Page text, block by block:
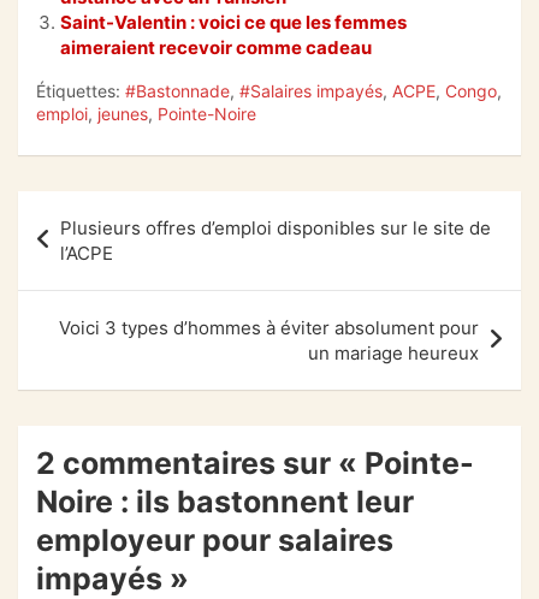
o
k
p
Saint-Valentin : voici ce que les femmes
aimeraient recevoir comme cadeau
Étiquettes: #Bastonnade, #Salaires impayés, ACPE, Congo,
emploi, jeunes, Pointe-Noire
de
l’article
Plusieurs offres d’emploi disponibles sur le site de
l’ACPE
Voici 3 types d’hommes à éviter absolument pour
un mariage heureux
2 commentaires sur « Pointe-
Noire : ils bastonnent leur
employeur pour salaires
impayés »